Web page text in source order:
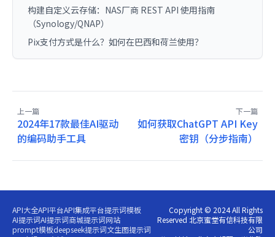
构建自定义云存储：NAS厂商 REST API 使用指南
（Synology/QNAP）
Pix支付方式是什么？如何在巴西和荷兰使用？
上一篇
2024年17款最佳AI驱动
的编码助手工具
下一篇
如何获取ChatGPT API Key
密钥（分步指南）
API大全API平台API集成平台提示词模板
AI提示词AI提示词商城提示词网站
prompt模板deepseek提示词文生图提示词
Copyright © 2024 All Rights
Reserved 北京蜜堂有信科技有限
公司